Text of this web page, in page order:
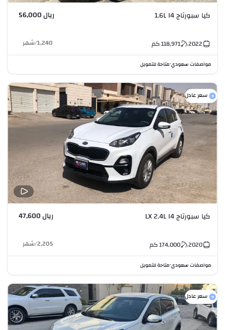
كيا سبورتاج 1.6L I4 ريال 56,000
2022
118,971كم 1,240
/شهر
مواصفات سعودي•متاحة للتمويل
سعر عادل
كيا سبورتاج LX 2.4L I4 ريال 47,600
2020
174,000كم 2,205
/شهر
مواصفات سعودي•متاحة للتمويل
سعر عادل